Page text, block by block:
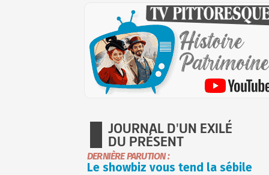
JOURNAL D'UN EXILÉ
DU PRÉSENT
DERNIÈRE PARUTION :
Le showbiz vous tend la sébile